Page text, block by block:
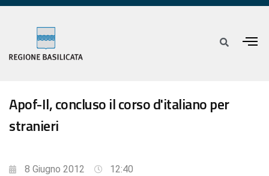
Apof-Il, concluso il corso d'italiano per
stranieri
8 Giugno 2012 12:40